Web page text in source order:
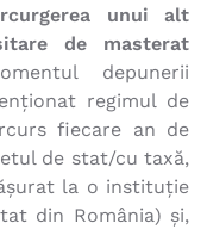
unui alt
de masterat
depunerii
regimul de
fiecare an de
de stat/cu taxă,
la o instituție
din România) și,